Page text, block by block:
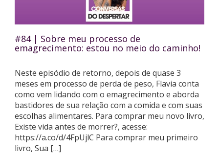
#84 | Sobre meu processo de
emagrecimento: estou no meio do caminho!
Neste episódio de retorno, depois de quase 3
meses em processo de perda de peso, Flavia conta
como vem lidando com o emagrecimento e aborda
bastidores de sua relação com a comida e com suas
escolhas alimentares. Para comprar meu novo livro,
Existe vida antes de morrer?, acesse:
https://a.co/d/4FpUjlC Para comprar meu primeiro
livro, Sua […]